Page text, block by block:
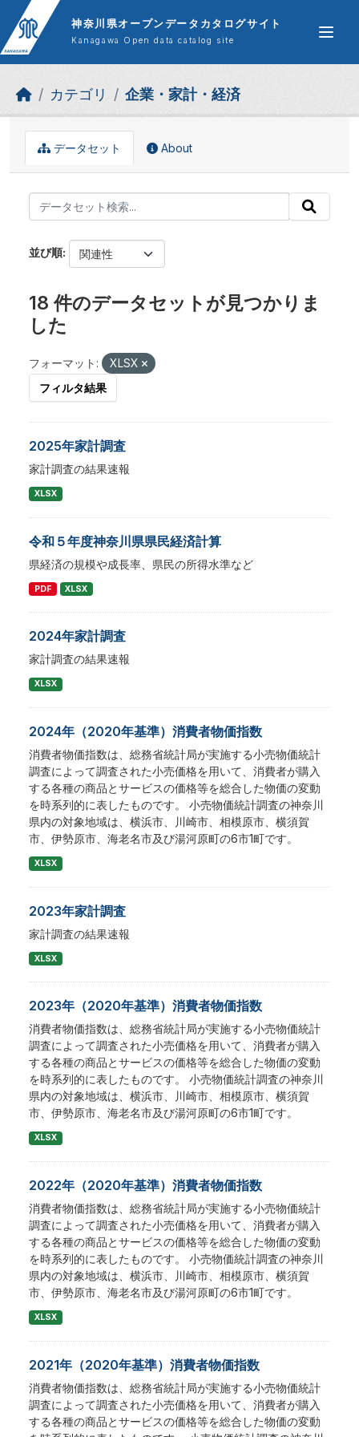
Skip to main content
神奈川県オープンデータカタログサイト
Kanagawa Open data catalog site
カテゴリ 企業・家計・経済
データセット About
並び順
18 件のデータセットが見つかりま
した
フォーマット:
XLSX
フィルタ結果
2025年家計調査
家計調査の結果速報
XLSX
令和５年度神奈川県県民経済計算
県経済の規模や成長率、県民の所得水準など
PDF XLSX
2024年家計調査
家計調査の結果速報
XLSX
2024年（2020年基準）消費者物価指数
消費者物価指数は、総務省統計局が実施する小売物価統計
調査によって調査された小売価格を用いて、消費者が購入
する各種の商品とサービスの価格等を総合した物価の変動
を時系列的に表したものです。 小売物価統計調査の神奈川
県内の対象地域は、横浜市、川崎市、相模原市、横須賀
市、伊勢原市、海老名市及び湯河原町の6市1町です。
XLSX
2023年家計調査
家計調査の結果速報
XLSX
2023年（2020年基準）消費者物価指数
消費者物価指数は、総務省統計局が実施する小売物価統計
調査によって調査された小売価格を用いて、消費者が購入
する各種の商品とサービスの価格等を総合した物価の変動
を時系列的に表したものです。 小売物価統計調査の神奈川
県内の対象地域は、横浜市、川崎市、相模原市、横須賀
市、伊勢原市、海老名市及び湯河原町の6市1町です。
XLSX
2022年（2020年基準）消費者物価指数
消費者物価指数は、総務省統計局が実施する小売物価統計
調査によって調査された小売価格を用いて、消費者が購入
する各種の商品とサービスの価格等を総合した物価の変動
を時系列的に表したものです。 小売物価統計調査の神奈川
県内の対象地域は、横浜市、川崎市、相模原市、横須賀
市、伊勢原市、海老名市及び湯河原町の6市1町です。
XLSX
2021年（2020年基準）消費者物価指数
消費者物価指数は、総務省統計局が実施する小売物価統計
調査によって調査された小売価格を用いて、消費者が購入
する各種の商品とサービスの価格等を総合した物価の変動